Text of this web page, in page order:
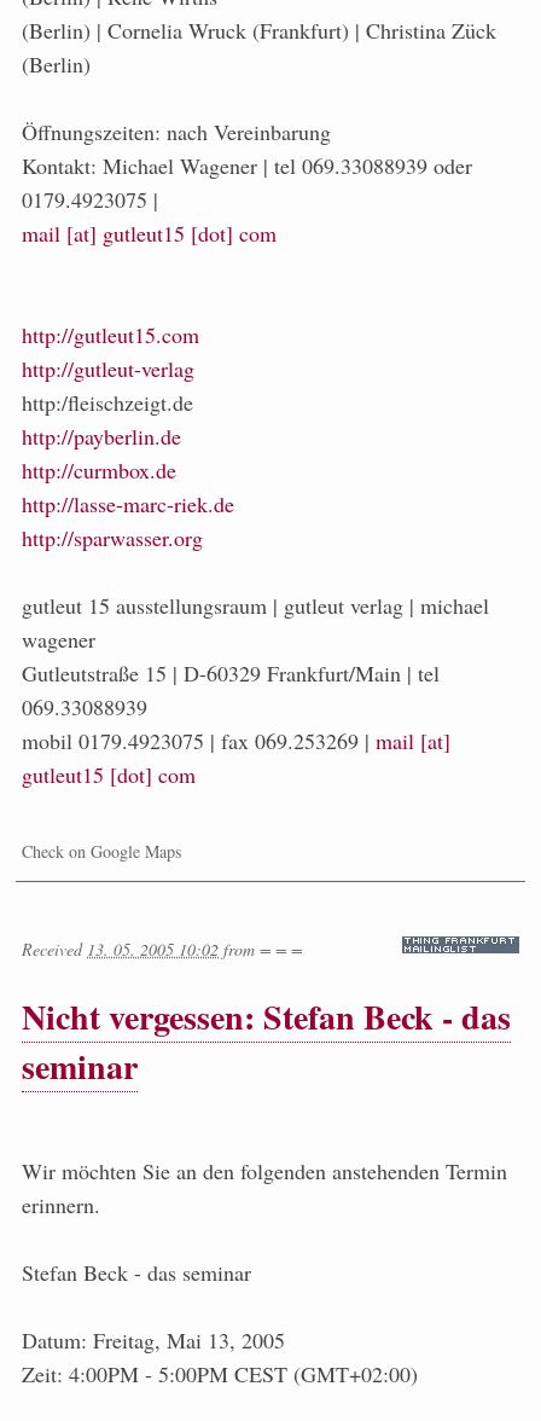
(Berlin) | Cornelia Wruck (Frankfurt) | Christina Zück
(Berlin)
Öffnungszeiten: nach Vereinbarung
Kontakt: Michael Wagener | tel 069.33088939 oder
0179.4923075 |
mail [at] gutleut15 [dot] com
http://gutleut15.com
http://gutleut-verlag
http:/fleischzeigt.de
http://payberlin.de
http://curmbox.de
http://lasse-marc-riek.de
http://sparwasser.org
gutleut 15 ausstellungsraum | gutleut verlag | michael
wagener
Gutleutstraße 15 | D-60329 Frankfurt/Main | tel
069.33088939
mobil 0179.4923075 | fax 069.253269 | mail [at]
gutleut15 [dot] com
Check on Google Maps
Received 13. 05. 2005 10:02 from = = =
Nicht vergessen: Stefan Beck - das
seminar
Wir möchten Sie an den folgenden anstehenden Termin
erinnern.
Stefan Beck - das seminar
Datum: Freitag, Mai 13, 2005
Zeit: 4:00PM - 5:00PM CEST (GMT+02:00)